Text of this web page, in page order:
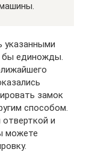
указанными
бы единожды.
замок
способом.
и
можете